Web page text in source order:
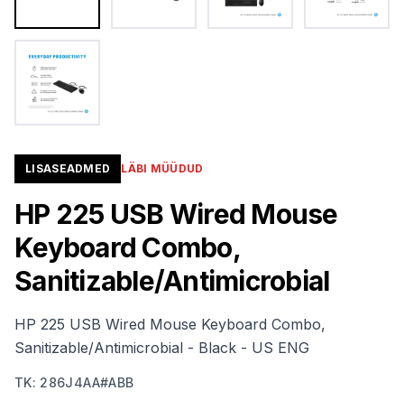
LISASEADMED LÄBI MÜÜDUD
HP 225 USB Wired Mouse
Keyboard Combo,
Sanitizable/Antimicrobial
HP 225 USB Wired Mouse Keyboard Combo,
Sanitizable/Antimicrobial - Black - US ENG
TK: 286J4AA#ABB